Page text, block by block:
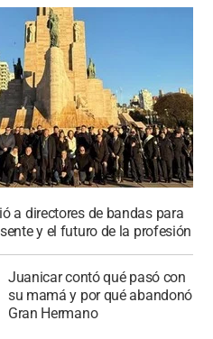
a directores de bandas para
y el futuro de la profesión
Juanicar contó qué pasó con
su mamá y por qué abandonó
Gran Hermano